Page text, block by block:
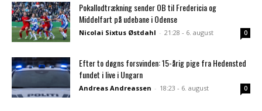
Pokallodtrækning sender OB til Fredericia og
Middelfart på udebane i Odense
Nicolai Sixtus Østdahl - 21:28 - 6. august 0
Efter to døgns forsvinden: 15-årig pige fra Hedensted
fundet i live i Ungarn
Andreas Andreassen - 18:23 - 6. august 0